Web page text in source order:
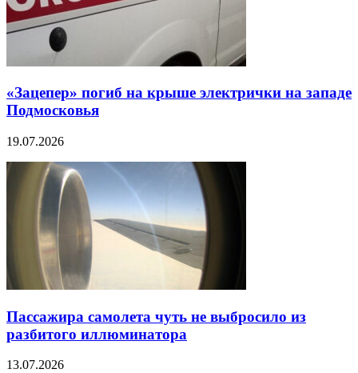
«Зацепер» погиб на крыше электрички на западе
Подмосковья
19.07.2026
Пассажира самолета чуть не выбросило из
разбитого иллюминатора
13.07.2026